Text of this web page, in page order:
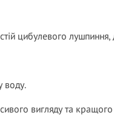
цибулевого лушпиння,
воду.
вигляду та кращого